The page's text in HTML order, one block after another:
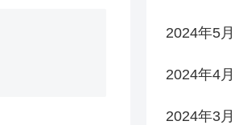
2024年5月
2024年4月
2024年3月